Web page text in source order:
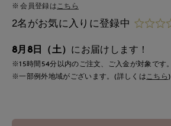
会員登録はこちら
2名がお気に入りに登録中
8月8日（土） にお届けします！
※15時間 54分以内のご注文、ご入金が対象です。
※一部例外地域がございます。(詳しくは こちら )